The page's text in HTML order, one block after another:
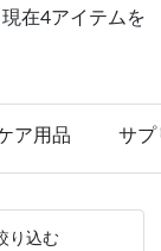
在4アイテムを
ア用品 サプ
り込む